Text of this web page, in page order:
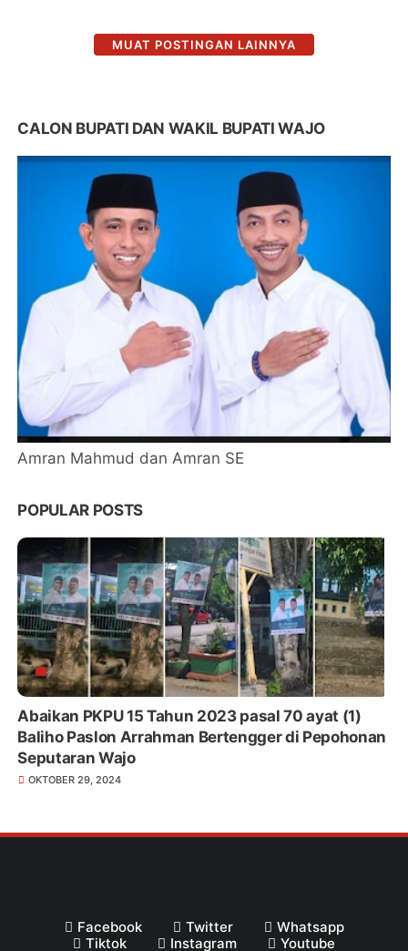
MUAT POSTINGAN LAINNYA
CALON BUPATI DAN WAKIL BUPATI WAJO
Amran Mahmud dan Amran SE
POPULAR POSTS
Abaikan PKPU 15 Tahun 2023 pasal 70 ayat (1)
Baliho Paslon Arrahman Bertengger di Pepohonan
Seputaran Wajo
OKTOBER 29, 2024
Facebook Twitter
Whatsapp
Tiktok
Instagram Youtube